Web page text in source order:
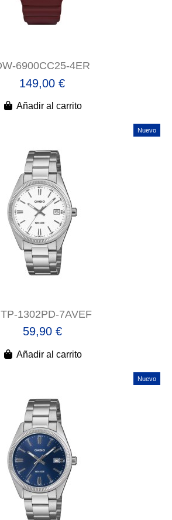
6900CC25-4ER
149,00 €
Añadir al carrito
1302PD-7AVEF
59,90 €
Añadir al carrito
Nuevo
Nuevo